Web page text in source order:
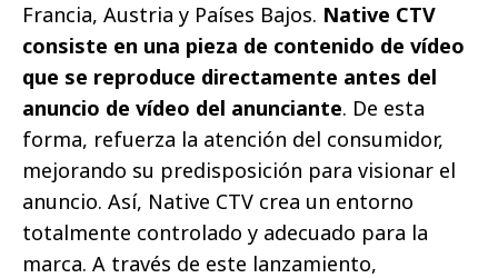
Francia, Austria y Países Bajos. Native CTV
consiste en una pieza de contenido de vídeo
que se reproduce directamente antes del
anuncio de vídeo del anunciante. De esta
forma, refuerza la atención del consumidor,
mejorando su predisposición para visionar el
anuncio. Así, Native CTV crea un entorno
totalmente controlado y adecuado para la
marca. A través de este lanzamiento,